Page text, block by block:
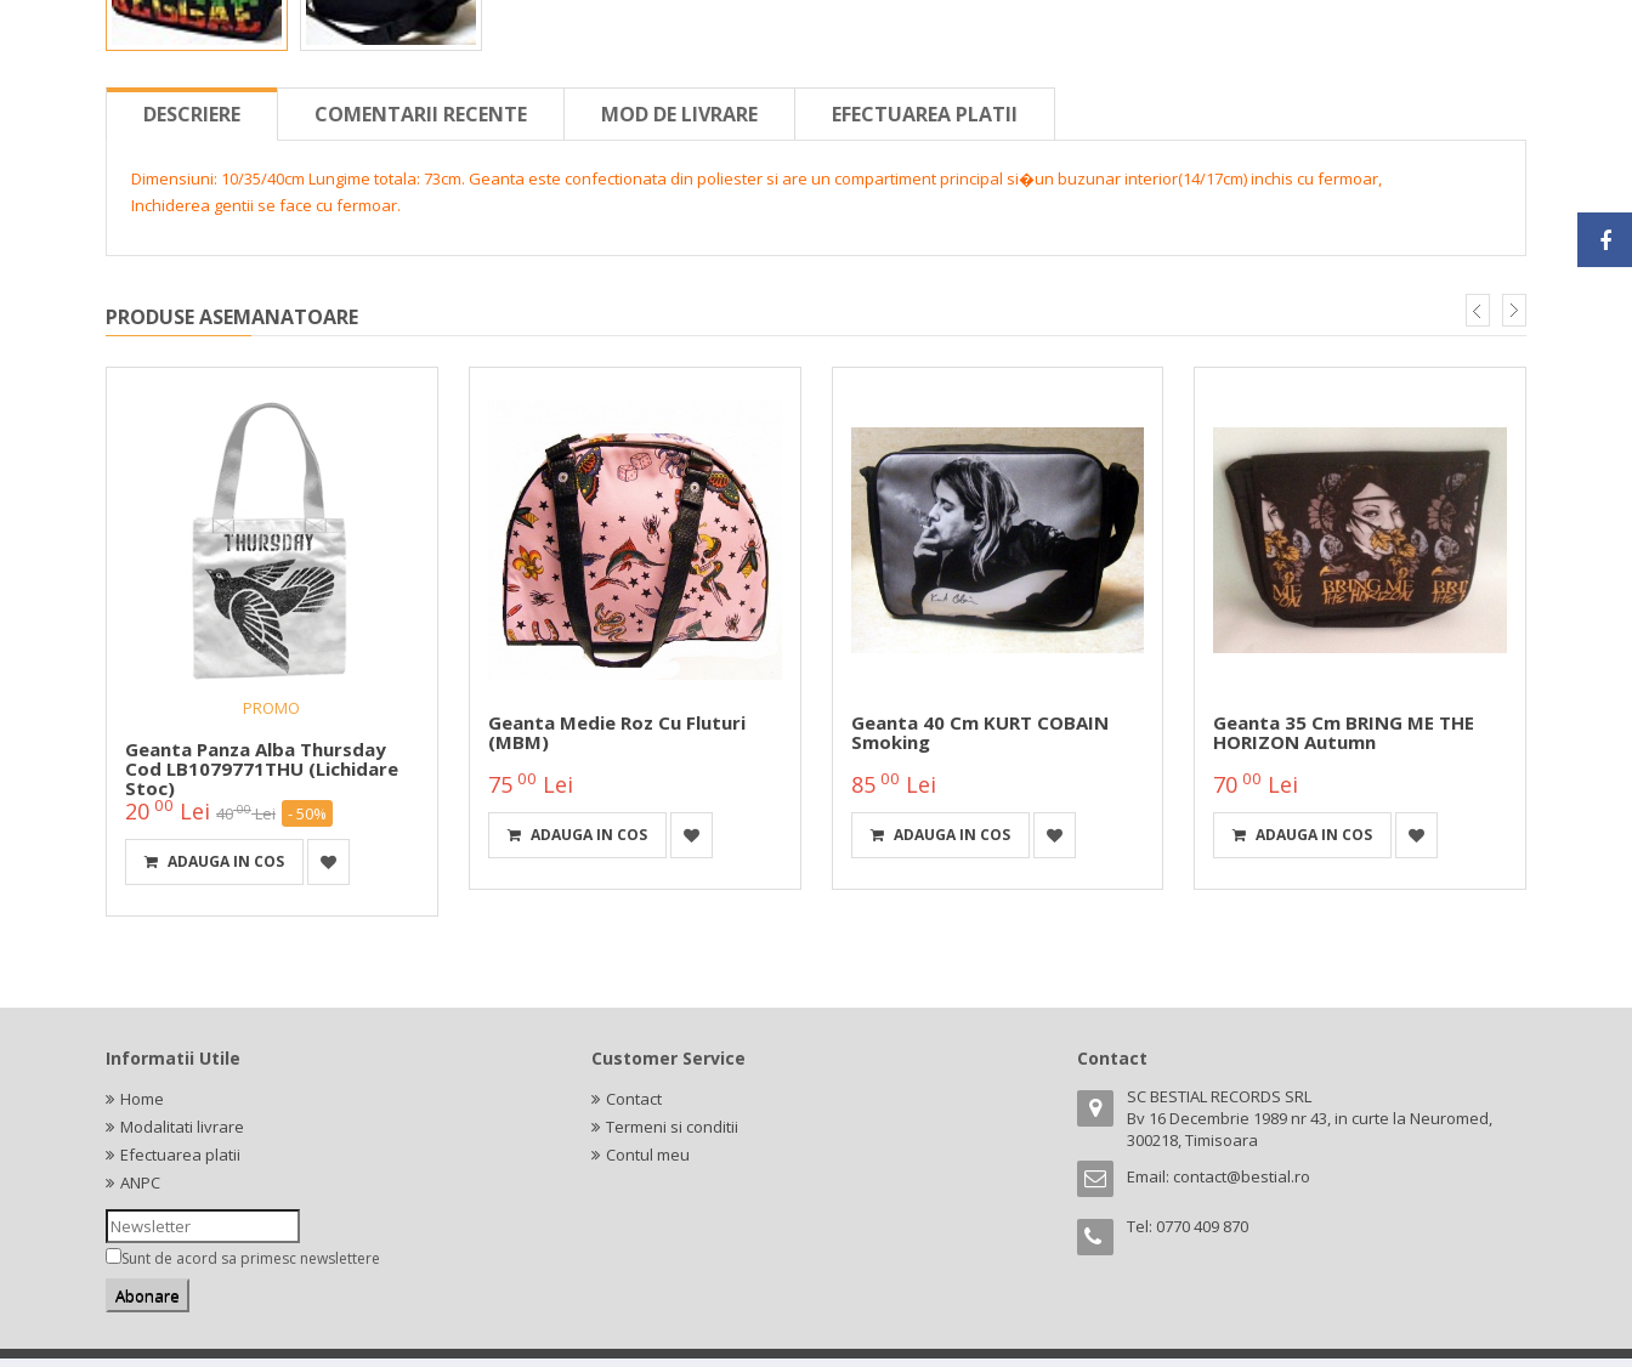
DESCRIERE COMENTARII RECENTE MOD DE LIVRARE EFECTUAREA PLATII
Dimensiuni: 10/35/40cm Lungime totala: 73cm. Geanta este confectionata din poliester si are un compartiment principal si�un buzunar interior(14/17cm) inchis cu fermoar,
Inchiderea gentii se face cu fermoar.
PRODUSE ASEMANATOARE
PROMO
Geanta Panza Alba Thursday
Cod LB1079771THU (lichidare
Stoc)
20 00 Lei 4000 Lei - 50%
ADAUGA IN COS
Geanta Medie Roz Cu Fluturi
(MBM)
75 00 Lei
ADAUGA IN COS
Geanta 40 Cm KURT COBAIN
Smoking
85 00 Lei
ADAUGA IN COS
Geanta 35 Cm BRING ME THE
HORIZON Autumn
70 00 Lei
ADAUGA IN COS
Informatii Utile
Home
Modalitati livrare
Efectuarea platii
ANPC
Sunt de acord sa primesc newslettere
Customer Service
Contact
Termeni si conditii
Contul meu
Contact
SC BESTIAL RECORDS SRL
Bv 16 Decembrie 1989 nr 43, in curte la Neuromed,
300218, Timisoara
Email: contact@bestial.ro
Tel: 0770 409 870